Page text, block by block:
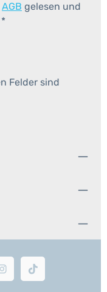
AGB gelesen und
*
Felder sind